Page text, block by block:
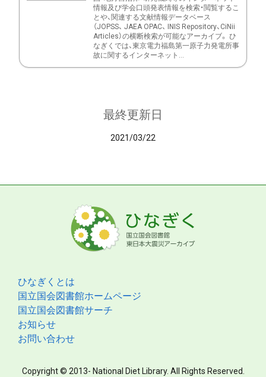
情報及び学会口頭発表情報を検索・閲覧するこ
とや、関連する文献情報データベース
（JOPSS、 JAEA OPAC、 INIS Repository、CiNii
Articles）の横断検索が可能なアーカイブ。 ひ
なぎくでは、東京電力福島第一原子力発電所事
故に関するインターネット...
最終更新日
2021/03/22
ひなぎくとは
国立国会図書館ホームページ
国立国会図書館サーチ
お知らせ
お問い合わせ
Copyright © 2013- National Diet Library. All Rights Reserved.